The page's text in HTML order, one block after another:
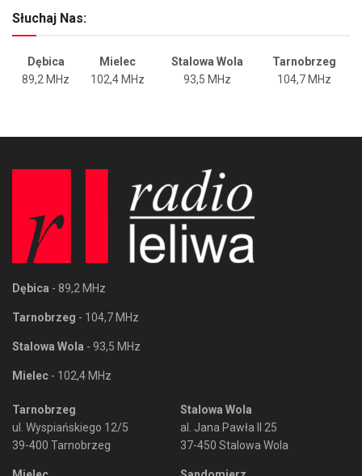
Słuchaj Nas:
Dębica Mielec Stalowa Wola
Tarnobrzeg
89,2 MHz
102,4 MHz 93,5 MHz 104,7 MHz
Dębica - 89,2 MHz
Tarnobrzeg - 104,7 MHz
Stalowa Wola - 93,5 MHz
Mielec - 102,4 MHz
Tarnobrzeg
ul. Wyspiańskiego 12/5
39-400 Tarnobrzeg
Stalowa Wola
al. Jana Pawła II 25
37-450 Stalowa Wola